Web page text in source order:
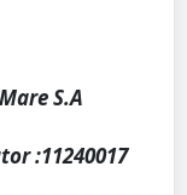
S.A
:11240017